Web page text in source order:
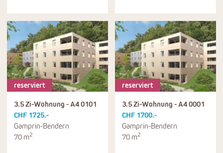
reserviert
3.5 Zi-Wohnung - A4 0101
CHF 1725.-
Gamprin-Bendern
70 m2
reserviert
3.5 Zi-Wohnung - A4 0001
CHF 1700.-
Gamprin-Bendern
70 m2